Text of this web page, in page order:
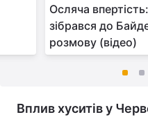
Осляча
зібрався до
розмову (відео)
Вплив хуситів у